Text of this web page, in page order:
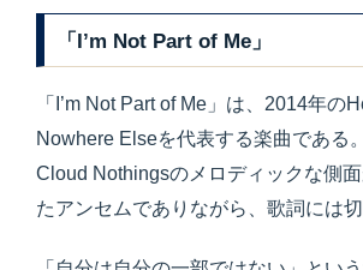
「I’m Not Part of Me」
「I’m Not Part of Me」は、2014年の
Nowhere Elseを代表する楽曲である
Cloud Nothingsのメロディックな側
たアンセムでありながら、歌詞には切